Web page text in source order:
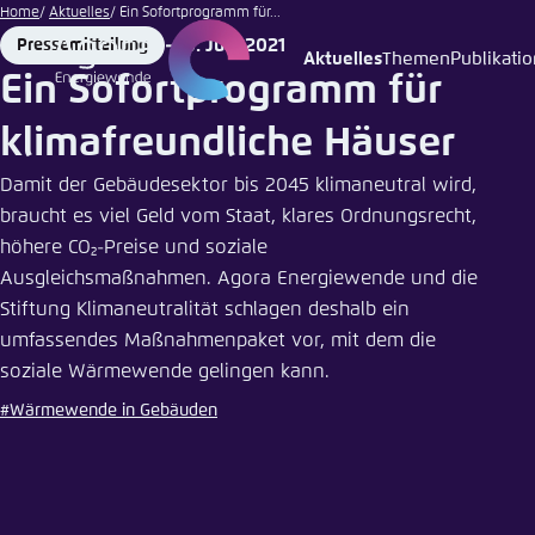
Zum
Hauptinhalt
gehen
AktuellesThemen
Home Aktuelles Ein Sofortprogramm für...
Format
Pressemitteilung
Date
10. Juni 2021
Ein Sofortprogramm für
klimafreundliche Häuser
Damit der Gebäudesektor bis 2045 klimaneutral wird,
braucht es viel Geld vom Staat, klares Ordnungsrecht,
höhere CO₂-Preise und soziale
Ausgleichsmaßnahmen. Agora Energiewende und die
Stiftung Klimaneutralität schlagen deshalb ein
umfassendes Maßnahmenpaket vor, mit dem die
soziale Wärmewende gelingen kann.
#Wärmewende in Gebäuden
Sonja |
Adobe
Stock
Login
Sprache
Englisch
Agora
Wählen
möchten.